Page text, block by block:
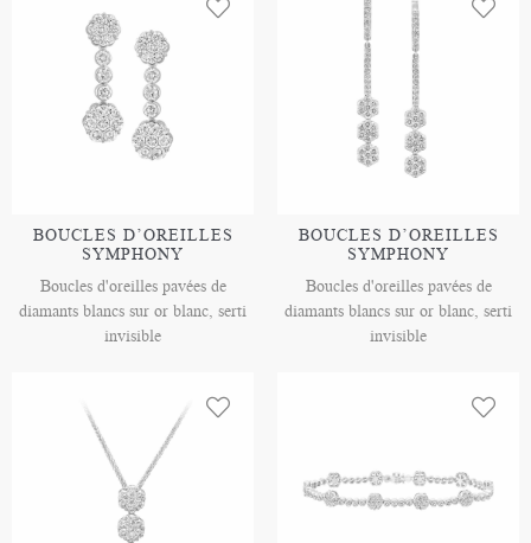
BOUCLES D’OREILLES
SYMPHONY
Boucles d'oreilles pavées de
diamants blancs sur or blanc, serti
invisible
BOUCLES D’OREILLES
SYMPHONY
Boucles d'oreilles pavées de
diamants blancs sur or blanc, serti
invisible